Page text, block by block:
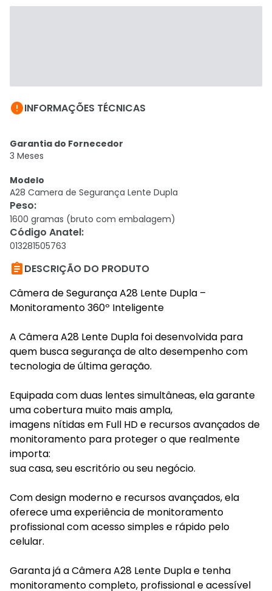
INFORMAÇÕES TÉCNICAS
Garantia do Fornecedor
3 Meses
Modelo
A28 Camera de Segurança Lente Dupla
Peso:
1600 gramas (bruto com embalagem)
Código Anatel:
013281505763
DESCRIÇÃO DO PRODUTO
Câmera de Segurança A28 Lente Dupla –
Monitoramento 360º Inteligente
A Câmera A28 Lente Dupla foi desenvolvida para
quem busca segurança de alto desempenho com
tecnologia de última geração.
Equipada com duas lentes simultâneas, ela garante
uma cobertura muito mais ampla,
imagens nítidas em Full HD e recursos avançados de
monitoramento para proteger o que realmente
importa:
sua casa, seu escritório ou seu negócio.
Com design moderno e recursos avançados, ela
oferece uma experiência de monitoramento
profissional com acesso simples e rápido pelo
celular.
Garanta já a Câmera A28 Lente Dupla e tenha
monitoramento completo, profissional e acessível